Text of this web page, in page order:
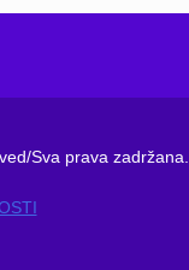
Sva prava zadržana.